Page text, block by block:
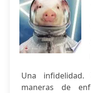
Una infidelidad.
maneras de